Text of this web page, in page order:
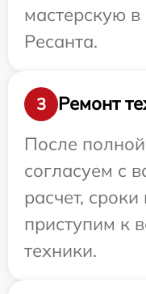
мастерскую
Ресанта.
3
Ремонт
После
согласуем с
расчет,
приступим к
техники.